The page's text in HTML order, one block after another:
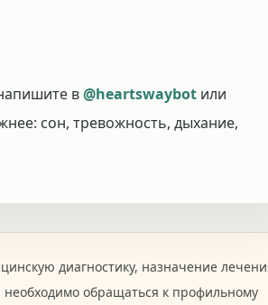
в@heartswaybot или
сон, тревожность, дыхание,
диагностику, назначение
обращаться к профильному